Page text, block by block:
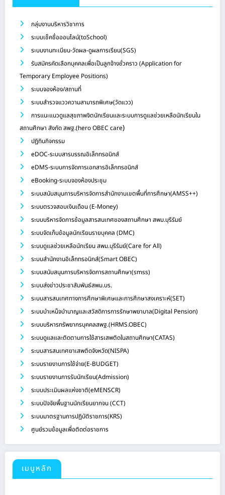
กลุ่มงานบริหารวิชาการ
ระบบเช็คชื่อออนไลน์(toSchool)
ระบบงานทะเบียน-วัดผล-ดูผลการเรียน(SGS)
รับสมัครคัดเลือกบุคคลเพื่อเป็นลูกจ้างชั่วคราว (Application for
Temporary Employee Positions)
ระบบจองห้อง/สถานที่
ระบบสำรวจแววความสามารถพิเศษ(วัดแวว)
การแนะแนวดูแลสุขภาพจิตนักเรียนและระบบการดูแลช่วยเหลือนักเรียนใน
สถานศึกษา สังกัด สพฐ.(hero OBEC care)
ปฏิทินกิจกรรม
eDOC-ระบบสารบรรณอิเล็กทรอนิกส์
eDMS-ระบบการจัดการเอกสารอิเล็กทรอนิกส์
eBooking-ระบบจองห้องประชุม
ระบบสนับสนุนการบริหารจัดการสำนักงานเขตพื้นที่การศึกษา(AMSS++)
ระบบตรวจสอบเงินเดือน (E-Money)
ระบบบริหารจัดการข้อมูลสารสนเทศของสถานศึกษา สพม.บุรีรัมย์
ระบบจัดเก็บข้อมูลนักเรียนรายบุคคล (DMC)
ระบบดูแลช่วยเหลือนักเรียน สพม.บุรีรัมย์(Care for All)
ระบบสำนักงานอิเล็กทรอนิกส์(Smart OBEC)
ระบบสนับสนุนการบริหารจัดการสถานศึกษา(smss)
ระบบส่งข่าวประชาสัมพันธ์สพม.บร.
ระบบสารสนเทศทางการศึกษาพิเศษและการศึกษาสงเคราะห์(SET)
ระบบบำเหน็จบำนาญและสวัสดิการการรักษาพยาบาล(Digital Pension)
ระบบบริหารทรัพยากรบุคคลสพฐ.(HRMS.OBEC)
ระบบดูแลและติดตามการใช้สารเสพติดในสถานศึกษา(CATAS)
ระบบสารสนเทศยาเสพติดจังหวัด(NISPA)
ระบบรายงานการใช้จ่าย(E-BUDGET)
ระบบรายงานการรับนักเรียน(Admission)
ระบบประเมินผลแห่งชาติ(eMENSCR)
ระบบปัจจัยพื้นฐานนักเรียนยากจน (CCT)
ระบบมาตรฐานการปฏิบัติราชการ(KRS)
ศูนย์รวมข้อมูลเพื่อติดต่อราชการ
เมนูหลัก